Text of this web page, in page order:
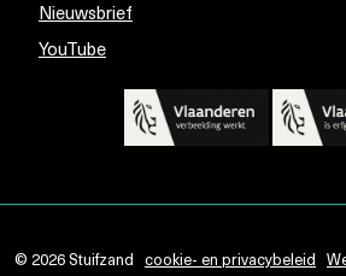
Nieuwsbrief
YouTube
© 2026 Stuifzand cookie- en privacybeleid